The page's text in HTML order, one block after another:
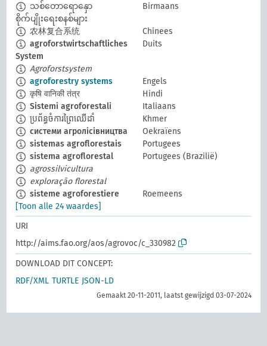
သစ်တောရောနှော
စိုက်ပျိုးရေးစနစ်များ
Birmaans
农林复合系统
Chinees
agroforstwirtschaftliches
System
Duits
Agroforstsystem
agroforestry systems
Engels
कृषि वानिकी तंत्र
Hindi
Sistemi agroforestali
Italiaans
ប្រព័ន្ធចំការព្រៃឈើដាំ
Khmer
системи агролісівництва
Oekraïens
sistemas agroflorestais
Portugees
sistema agroflorestal
Portugees (Brazilië)
agrossilvicultura
exploração florestal
sisteme agroforestiere
Roemeens
[Toon alle 24 waardes]
URI
http://aims.fao.org/aos/agrovoc/c_330982
DOWNLOAD DIT CONCEPT:
RDF/XML TURTLE JSON-LD
Gemaakt 20-11-2011, laatst gewijzigd 03-07-2024